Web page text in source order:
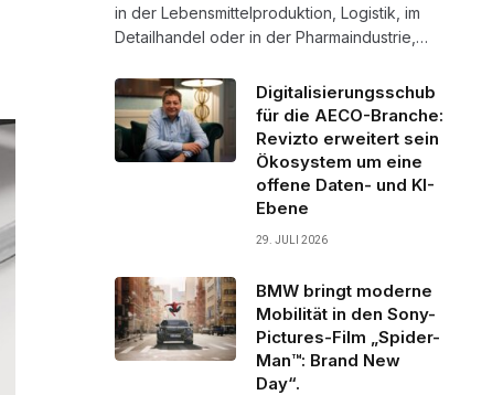
in der Lebensmittelproduktion, Logistik, im
Detailhandel oder in der Pharmaindustrie,…
Digitalisierungsschub
für die AECO-Branche:
Revizto erweitert sein
Ökosystem um eine
offene Daten- und KI-
Ebene
29. JULI 2026
BMW bringt moderne
Mobilität in den Sony-
Pictures-Film „Spider-
Man™: Brand New
Day“.